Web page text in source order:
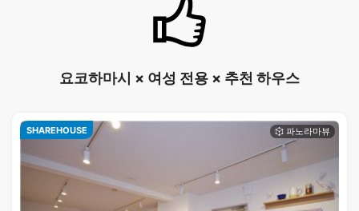
요코하마시 × 여성 전용 × 추천 하우스
SHAREHOUSE